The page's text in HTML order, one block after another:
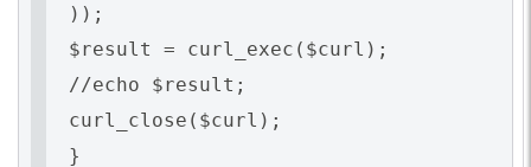
));
$result = curl_exec($curl);
//echo $result;
curl_close($curl);